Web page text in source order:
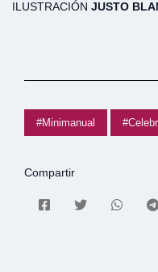
ILUSTRACIÓN JUSTO
#Minimanual
Compartir